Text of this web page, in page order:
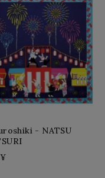
- NATSU